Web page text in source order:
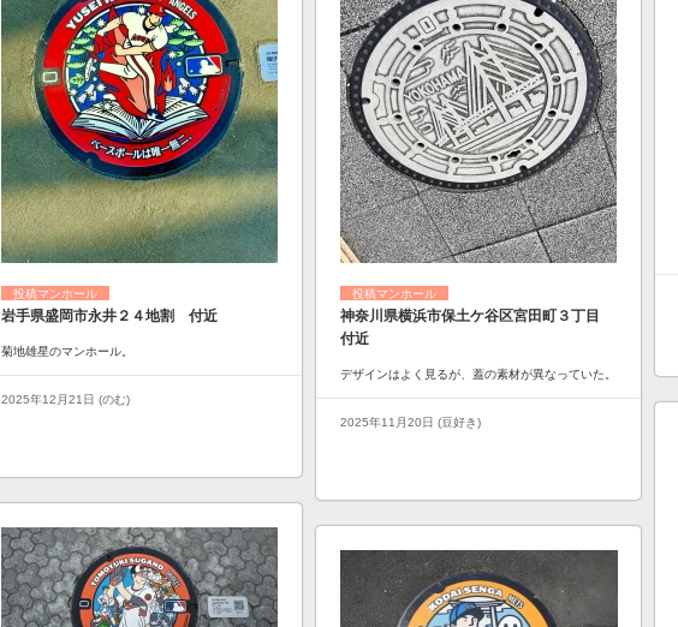
投稿マンホール
岩手県盛岡市永井２４地割 付近
菊地雄星のマンホール。
2025年12月21日 (のむ)
投稿マンホール
神奈川県横浜市保土ケ谷区宮田町３丁目
付近
デザインはよく見るが、蓋の素材が異なっていた。
2025年11月20日 (豆好き)